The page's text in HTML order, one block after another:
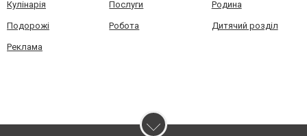
Кулінарія Послуги Родина
Подорожі Робота Дитячий розділ
Реклама